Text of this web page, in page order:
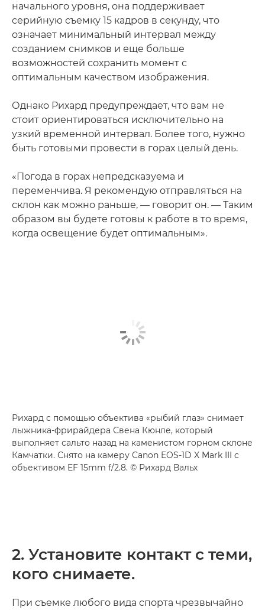
начального уровня, она поддерживает
серийную съемку 15 кадров в секунду, что
означает минимальный интервал между
созданием снимков и еще больше
возможностей сохранить момент с
оптимальным качеством изображения.
Однако Рихард предупреждает, что вам не
стоит ориентироваться исключительно на
узкий временной интервал. Более того, нужно
быть готовыми провести в горах целый день.
«Погода в горах непредсказуема и
переменчива. Я рекомендую отправляться на
склон как можно раньше, — говорит он. — Таким
образом вы будете готовы к работе в то время,
когда освещение будет оптимальным».
Рихард с помощью объектива «рыбий глаз» снимает
лыжника-фрирайдера Свена Кюнле, который
выполняет сальто назад на каменистом горном склоне
Камчатки. Снято на камеру Canon EOS-1D X Mark III с
объективом EF 15mm f/2.8. © Рихард Вальх
2. Установите контакт с теми,
кого снимаете.
При съемке любого вида спорта чрезвычайно